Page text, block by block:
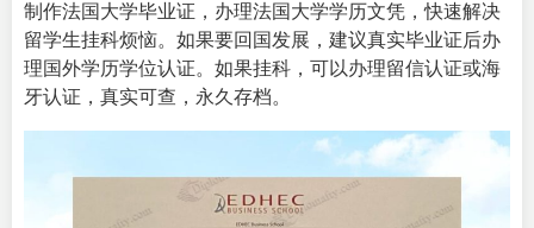
制作法国大学毕业证，办理法国大学学历文凭，快速解决
留学生挂科烦恼。如果要回国发展，建议真实毕业证后办
理国外学历学位认证。如果挂科，可以办理留信认证或海
牙认证，真实可查，永久存档。